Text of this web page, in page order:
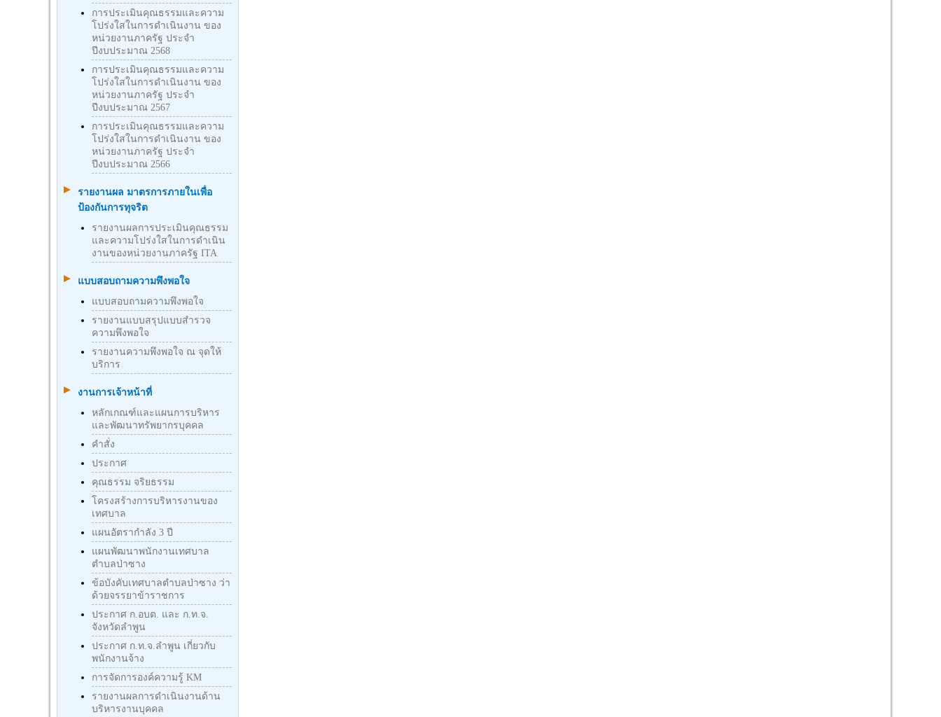
การประเมินคุณธรรมและความ
โปร่งใสในการดำเนินงาน ของ
หน่วยงานภาครัฐ ประจำ
ปีงบประมาณ 2568
การประเมินคุณธรรมและความ
โปร่งใสในการดำเนินงาน ของ
หน่วยงานภาครัฐ ประจำ
ปีงบประมาณ 2567
การประเมินคุณธรรมและความ
โปร่งใสในการดำเนินงาน ของ
หน่วยงานภาครัฐ ประจำ
ปีงบประมาณ 2566
รายงานผล มาตรการภายในเพื่อ
ป้องกันการทุจริต
รายงานผลการประเมินคุณธรรม
และความโปร่งใสในการดำเนิน
งานของหน่วยงานภาครัฐ ITA
แบบสอบถามความพึงพอใจ
แบบสอบถามความพึงพอใจ
รายงานแบบสรุปแบบสำรวจ
ความพึงพอใจ
รายงานความพึงพอใจ ณ จุดให้
บริการ
งานการเจ้าหน้าที่
หลักเกณฑ์และแผนการบริหาร
และพัฒนาทรัพยากรบุคคล
คำสั่ง
ประกาศ
คุณธรรม จริยธรรม
โครงสร้างการบริหารงานของ
เทศบาล
แผนอัตรากำลัง 3 ปี
แผนพัฒนาพนักงานเทศบาล
ตำบลป่าซาง
ข้อบังคับเทศบาลตำบลป่าซาง ว่า
ด้วยจรรยาข้าราชการ
ประกาศ ก.อบต. และ ก.ท.จ.
จังหวัดลำพูน
ประกาศ ก.ท.จ.ลำพูน เกี่ยวกับ
พนักงานจ้าง
การจัดการองค์ความรู้ KM
รายงานผลการดำเนินงานด้าน
บริหารงานบุคคล